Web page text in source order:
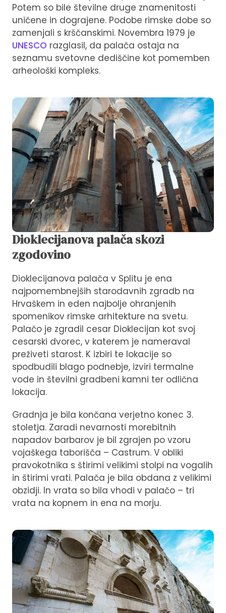
Potem so bile številne druge znamenitosti
uničene in dograjene. Podobe rimske dobe so
zamenjali s krščanskimi. Novembra 1979 je
UNESCO razglasil, da palača ostaja na
seznamu svetovne dediščine kot pomemben
arheološki kompleks.
Dioklecijanova palača skozi
zgodovino
Dioklecijanova palača v Splitu je ena
najpomembnejših starodavnih zgradb na
Hrvaškem in eden najbolje ohranjenih
spomenikov rimske arhitekture na svetu.
Palačo je zgradil cesar Dioklecijan kot svoj
cesarski dvorec, v katerem je nameraval
preživeti starost. K izbiri te lokacije so
spodbudili blago podnebje, izviri termalne
vode in številni gradbeni kamni ter odlična
lokacija.
Gradnja je bila končana verjetno konec 3.
stoletja. Zaradi nevarnosti morebitnih
napadov barbarov je bil zgrajen po vzoru
vojaškega taborišča – Castrum. V obliki
pravokotnika s štirimi velikimi stolpi na vogalih
in štirimi vrati. Palača je bila obdana z velikimi
obzidji. In vrata so bila vhodi v palačo – tri
vrata na kopnem in ena na morju.